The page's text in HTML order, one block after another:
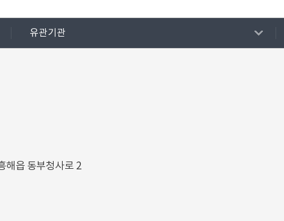
유관기관
해읍 동부청사로 2